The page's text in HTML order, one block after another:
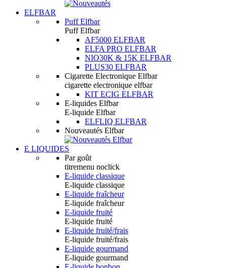
ELFBAR
Puff Elfbar
Puff Elfbar
AF5000 ELFBAR
ELFA PRO ELFBAR
NIO30K & 15K ELFBAR
PLUS30 ELFBAR
Cigarette Electronique Elfbar
cigarette electronique elfbar
KIT ECIG ELFBAR
E-liquides Elfbar
E-liquide Elfbar
ELFLIQ ELFBAR
Nouveautés Elfbar
E LIQUIDES
Par goût
titremenu noclick
E-liquide classique
E-liquide classique
E-liquide fraîcheur
E-liquide fraîcheur
E-liquide fruité
E-liquide fruité
E-liquide fruité/frais
E-liquide fruité/frais
E-liquide gourmand
E-liquide gourmand